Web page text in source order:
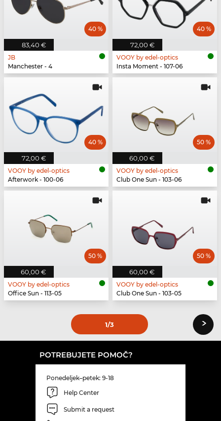
83,40 €
40 %
JB
Manchester - 4
72,00 €
40 %
VOOY by edel-optics
Insta Moment - 107-06
72,00 €
40 %
VOOY by edel-optics
Afterwork - 100-06
60,00 €
50 %
VOOY by edel-optics
Club One Sun - 103-06
60,00 €
50 %
VOOY by edel-optics
Office Sun - 113-05
60,00 €
50 %
VOOY by edel-optics
Club One Sun - 103-05
1/3 ›
POTREBUJETE POMOČ?
Ponedeljek–petek: 9-18
Help Center
Submit a request